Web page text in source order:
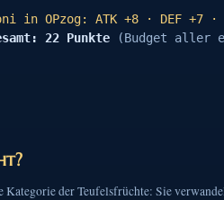
in OPzog: ATK +8 · DEF +7 ·
22 Punkte (Budget aller
der Teufelsfrüchte: Sie